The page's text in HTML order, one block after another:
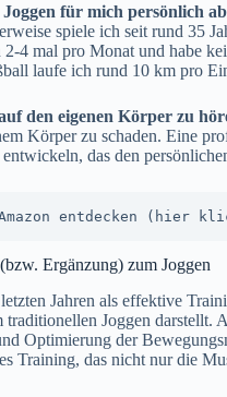
für mich persönlich
spiele ich seit rund 35
4 mal pro Monat und habe
laufe ich rund 10 km pro
den eigenen Körper zu
Körper zu schaden. Eine
das den
entdecken (hier
Ergänzung) zum Joggen
Jahren als effektive
Joggen
Optimierung der
Training, das nicht nur die